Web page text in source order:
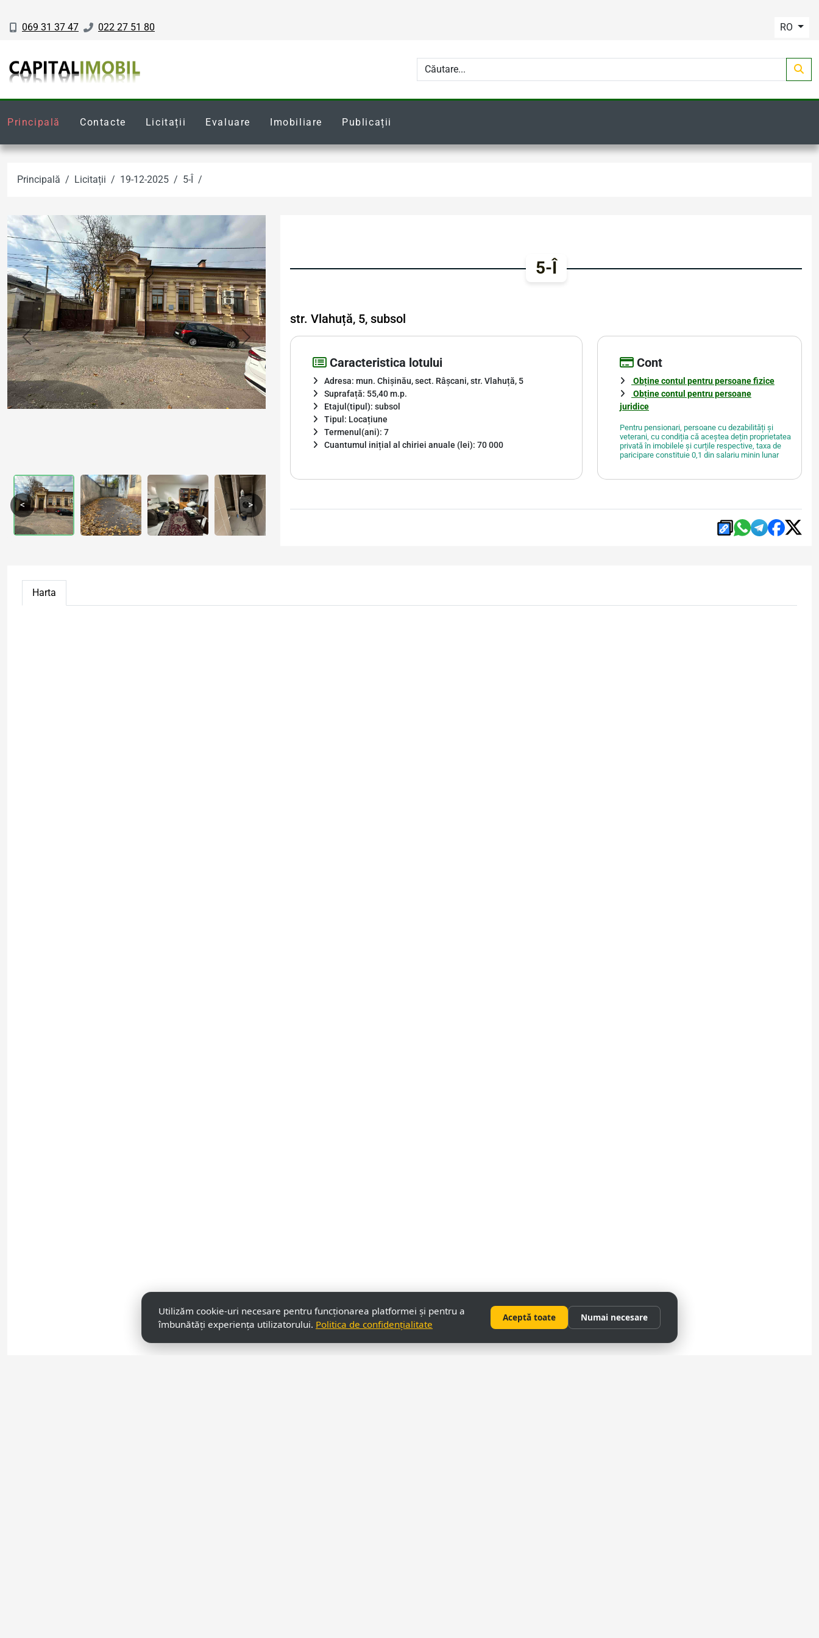
Utilizăm cookie-uri necesare pentru funcționarea platformei și pentru a
îmbunătăți experiența utilizatorului. Politica de confidențialitate
Aceptă toate Numai necesare
069 31 37 47 022 27 51 80 RO
Principală Contacte Licitații Evaluare Imobiliare Publicații
Principală Licitații 19-12-2025 5-Î
Previous Next
< >
5-Î
str. Vlahuță, 5, subsol
Caracteristica lotului
Adresa: mun. Chișinău, sect. Râșcani, str. Vlahuță, 5
Suprafață: 55,40 m.p.
Etajul(tipul): subsol
Tipul: Locațiune
Termenul(ani): 7
Cuantumul inițial al chiriei anuale (lei): 70 000
Cont
Obține contul pentru persoane fizice
Obține contul pentru persoane
juridice
Pentru pensionari, persoane cu dezabilități și
veterani, cu condiția că aceștea dețin proprietatea
privată în imobilele și curțile respective, taxa de
paricipare constituie 0,1 din salariu minin lunar
Harta